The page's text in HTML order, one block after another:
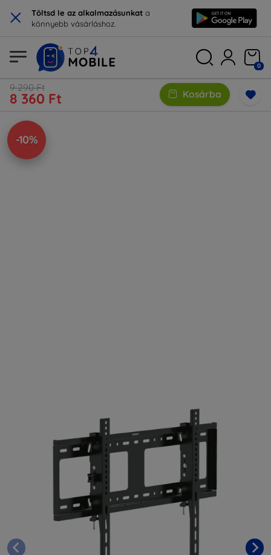
× Töltsd le az alkalmazásunkat a
könnyebb vásárláshoz.
0
9 290 Ft
8 360 Ft Kosárba
-10%